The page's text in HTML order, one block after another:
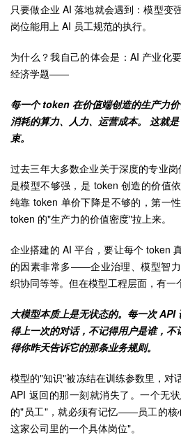
只要做企业 AI 落地就会遇到：模型变
岗位能用上 AI 员工规范的执行。
为什么？我自己的体会是：AI 产业化
经济学题——
每一个 token 在价值端创造的生产力
消耗的算力、人力、运营成本。 这就
束。
过去三年大多数企业关于深度的专业
是模型不够强，是 token 创造的价值
纯靠 token 单价下降是不够的，第一
token 的"生产力的价值密度"拉上来。
企业搭建的 AI 平台，要让每个 token
的因素非常多——企业治理、模型智
织协同等等。但在模型工程层面，有一
大模型本质上是无状态的。每一次
得上一次的对话，不记得用户是谁，
得你昨天告诉它的那条业务规则。
模型的"知识"被冻结在训练参数里，对
API 返回的那一刻就消失了。一个无
的"员工"，就必须有记忆——员工的核
这家公司里的一个具体岗位"。